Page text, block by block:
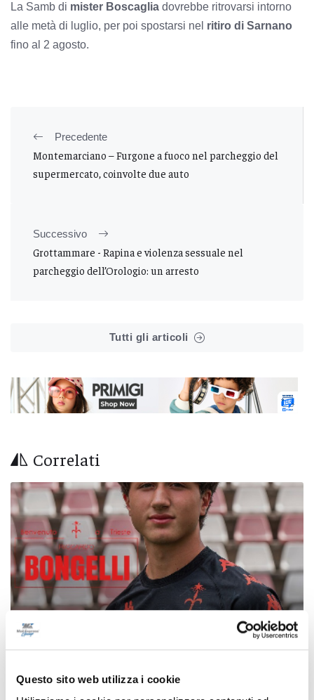
Questo sito web utilizza i cookie
La Samb di mister Boscaglia dovrebbe ritrovarsi intorno
alle metà di luglio, per poi spostarsi nel ritiro di Sarnano
fino al 2 agosto.
Precedente
Montemarciano – Furgone a fuoco nel parcheggio del
supermercato, coinvolte due auto
Successivo
Grottammare - Rapina e violenza sessuale nel
parcheggio dell’Orologio: un arresto
Tutti gli articoli
Correlati